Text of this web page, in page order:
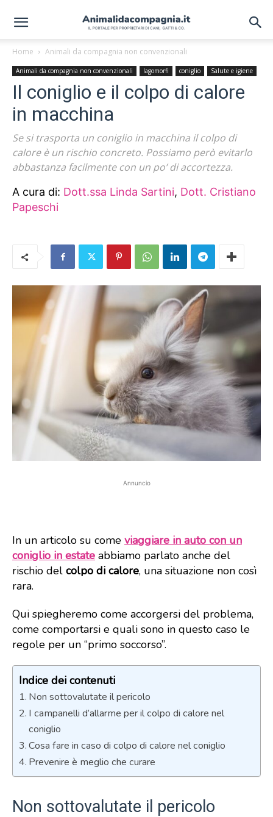
Home Animali da compagnia non convenzionali
Animali da compagnia non convenzionali lagomorfi coniglio Salute e igiene
Il coniglio e il colpo di calore
in macchina
Se si trasporta un coniglio in macchina il colpo di
calore è un rischio concreto. Possiamo però evitarlo
abbastanza facilmente con un po’ di accortezza.
A cura di: Dott.ssa Linda Sartini, Dott. Cristiano
Papeschi
Annuncio
In un articolo su come viaggiare in auto con un
coniglio in estate abbiamo parlato anche del
rischio del colpo di calore, una situazione non così
rara.
Qui spiegheremo come accorgersi del problema,
come comportarsi e quali sono in questo caso le
regole per un “primo soccorso”.
Indice dei contenuti
Non sottovalutate il pericolo
I campanelli d’allarme per il colpo di calore nel
coniglio
Cosa fare in caso di colpo di calore nel coniglio
Prevenire è meglio che curare
Non sottovalutate il pericolo